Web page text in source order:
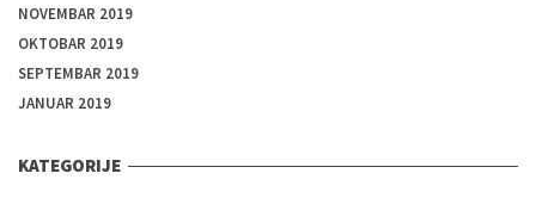
NOVEMBAR 2019
OKTOBAR 2019
SEPTEMBAR 2019
JANUAR 2019
KATEGORIJE